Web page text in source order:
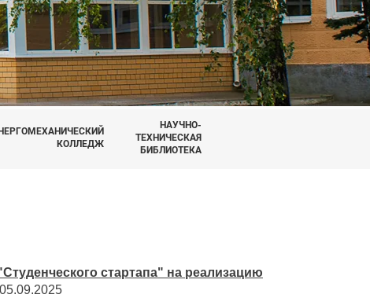
КОЛЛЕДЖ
НАУЧНО-
ТЕХНИЧЕСКАЯ
БИБЛИОТЕКА
стартапа" на реализацию
05.09.2025